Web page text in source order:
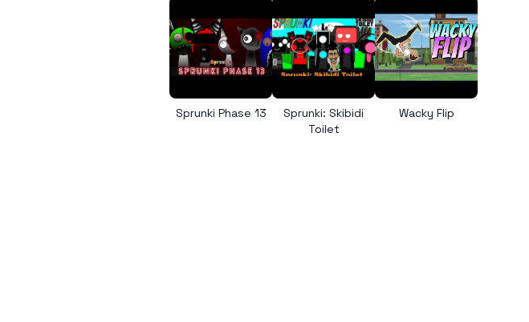
Sprunki Phase 13
Sprunki: Skibidi
Toilet
Wacky Flip